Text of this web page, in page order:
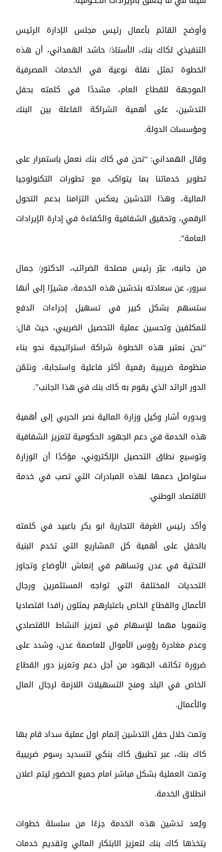
وأوضح القائم بأعمال رئيس مجلس الإدارة الرئيس
التنفيذي لكاك بنك، الأستاذ/ حاشد الهمداني، أن هذه
الخطوة تمثل نقلة نوعية في الخدمات المصرفية
الموجهة للقطاع العام، مشددًا في كلمته بحفل
التدشين، على أهمية الشراكة الفاعلة بين البنك
ومؤسسات الدولة.
وقال الهمداني: “نحن في كاك بنك نعمل باستمرار على
تطوير خدماتنا بما يتواكب مع تطورات التكنولوجيا
المالية، وهذا التدشين يعكس التزامنا بدعم التحول
الرقمي، وتحقيق الشفافية والكفاءة في إدارة الإيرادات
العامة”.
من جانبه، عبّر رئيس مصلحة الضرائب، الدكتور/ جمال
سرور، عن سعادته بتدشين هذه الخدمة، مشيرًا إلى أنها
ستسهم بشكل كبير في تسهيل إجراءات الدفع
للمكلفين وتحسين عملية التحصيل الضريبي، حيث قال:
“نحن نعتبر هذه الخطوة شراكة استراتيجية نحو بناء
منظومة ضريبية رقمية أكثر فاعلية واستجابة، ونثمّن
الدور الرائد الذي يقوم به كاك بنك في هذا الجانب”.
وبدوره أشار وكيل وزارة المالية نصر الحربي إلى أهمية
هذه الخدمة في دعم الجهود الحكومية لتعزيز الشفافية
وتوسيع نطاق التحصيل الإلكتروني، مؤكدًا أن الوزارة
ستواصل دعمها لهذه المبادرات التي تصب في خدمة
الاقتصاد الوطني.
وأكد رئيس الغرفة التجارية ابو بكر باعبيد في كلمته
بالحفل على أهمية كل المشاريع التي تخدم البنية
التحتية في عدن وتساهم في إنعاش الأوضاع وتجاوز
التحديات المختلفة التي تواجه المستثمرين ورجال
الأعمال والقطاع الخاص باعتبارهم يمثلون رافدا اقتصاديا
وتنمويا مهما للإسهام في تعزيز النشاط الاقتصادي
وعدم مغادرة رؤوس الأموال للعاصمة عدن، وشدد على
ضرورة تكاتف الجهود من أجل دعم وتعزيز دور القطاع
الخاص في البلد ومنح التسهيلات اللازمة لرجال المال
والأعمال.
وتمت خلال حفل التدشين إتمام اول عملية سداد قام بها
كاك بنك، عبر تطبيق كاك بنكي لتسديد رسوم ضريبية
وتمت العملية بشكل مباشر امام جميع الحضور ليتم اعلان
انطلاق الخدمة.
ويُعد تدشين هذه الخدمة جزءًا من سلسلة خطوات
يتخذها كاك بنك لتعزيز الابتكار المالي وتقديم خدمات